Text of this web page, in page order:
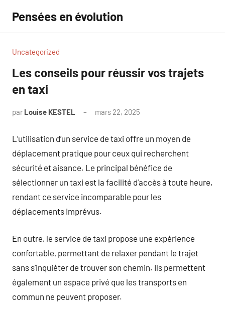
contenu
Pensées en évolution
Uncategorized
Les conseils pour réussir vos trajets
en taxi
par Louise KESTEL mars 22, 2025
L’utilisation d’un service de taxi offre un moyen de
déplacement pratique pour ceux qui recherchent
sécurité et aisance. Le principal bénéfice de
sélectionner un taxi est la facilité d’accès à toute heure,
rendant ce service incomparable pour les
déplacements imprévus.
En outre, le service de taxi propose une expérience
confortable, permettant de relaxer pendant le trajet
sans s’inquiéter de trouver son chemin. Ils permettent
également un espace privé que les transports en
commun ne peuvent proposer.